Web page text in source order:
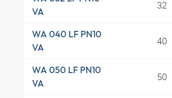
VA
32
WA 040 LF PN10
VA
40
WA 050 LF PN10
VA
50